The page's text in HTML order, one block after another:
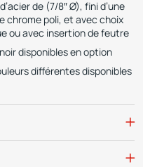
de (7/8″ Ø), fini d’une
chrome poli, et avec choix
ou avec insertion de feutre
disponibles en option
différentes disponibles